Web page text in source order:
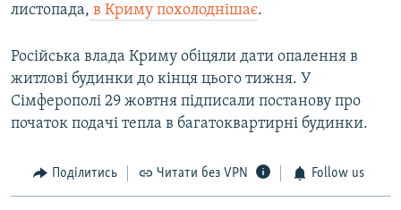
листопада, в Криму похолоднішає.
Російська влада Криму обіцяли дати опалення в
житлові будинки до кінця цього тижня. У
Сімферополі 29 жовтня підписали постанову про
початок подачі тепла в багатоквартирні будинки.
Поділитись Читати без VPN Follow us